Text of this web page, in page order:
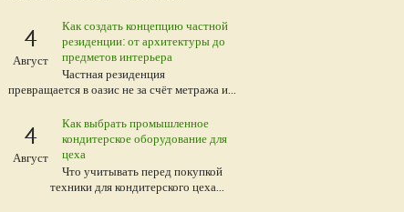
4
Август
Как создать концепцию частной
резиденции: от архитектуры до
предметов интерьера
Частная резиденция
превращается в оазис не за счёт метража и...
4
Август
Как выбрать промышленное
кондитерское оборудование для
цеха
Что учитывать перед покупкой
техники для кондитерского цеха...